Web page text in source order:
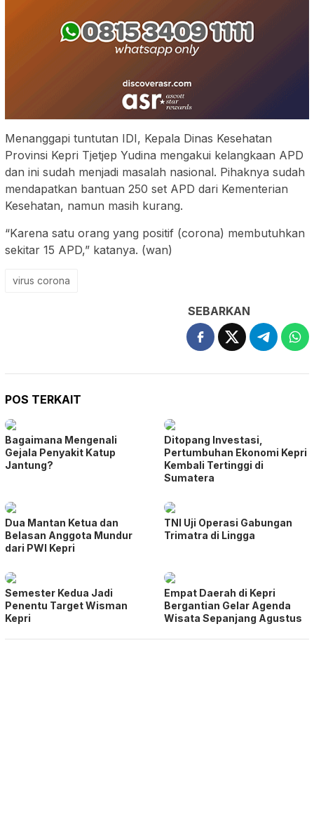
Menanggapi tuntutan IDI, Kepala Dinas Kesehatan
Provinsi Kepri Tjetjep Yudina mengakui kelangkaan APD
dan ini sudah menjadi masalah nasional. Pihaknya sudah
mendapatkan bantuan 250 set APD dari Kementerian
Kesehatan, namun masih kurang.
“Karena satu orang yang positif (corona) membutuhkan
sekitar 15 APD,” katanya. (wan)
virus corona
SEBARKAN
POS TERKAIT
Bagaimana Mengenali
Gejala Penyakit Katup
Jantung?
Ditopang Investasi,
Pertumbuhan Ekonomi Kepri
Kembali Tertinggi di
Sumatera
Dua Mantan Ketua dan
Belasan Anggota Mundur
dari PWI Kepri
TNI Uji Operasi Gabungan
Trimatra di Lingga
Semester Kedua Jadi
Penentu Target Wisman
Kepri
Empat Daerah di Kepri
Bergantian Gelar Agenda
Wisata Sepanjang Agustus